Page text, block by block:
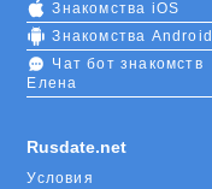
Rusdate.net
Условия
Знакомства iOS
Знакомства Android
Чат бот знакомств
Елена